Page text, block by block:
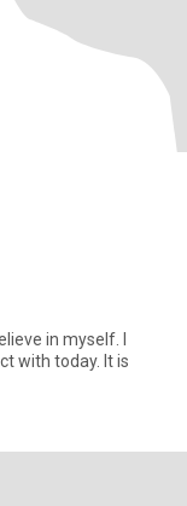
in myself. I
with today. It is